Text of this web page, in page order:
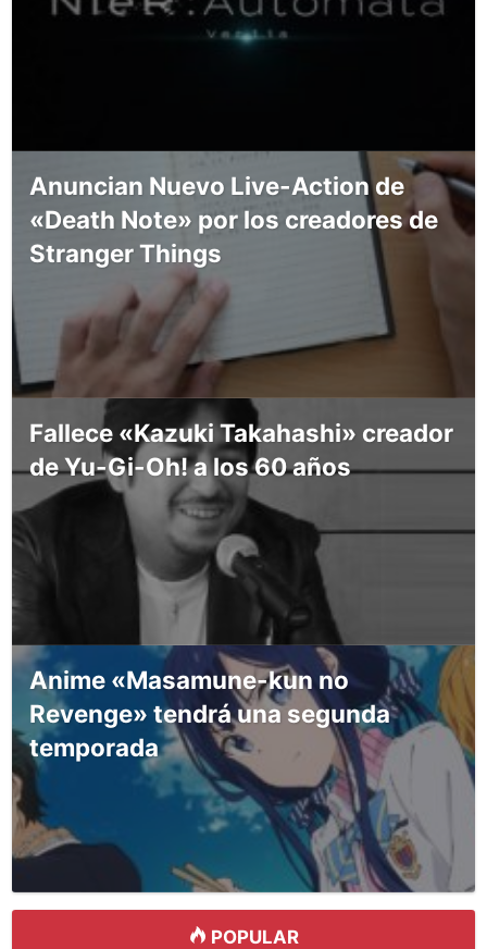
Anuncian Nuevo Live-Action de
«Death Note» por los creadores de
Stranger Things
Fallece «Kazuki Takahashi» creador
de Yu-Gi-Oh! a los 60 años
Anime «Masamune-kun no
Revenge» tendrá una segunda
temporada
POPULAR